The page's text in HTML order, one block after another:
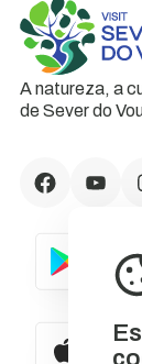
A natureza, a
de Sever do